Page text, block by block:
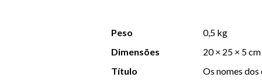
Peso
0,5 kg
Dimensões
20 × 25 × 5 cm
Título
Os nomes dos